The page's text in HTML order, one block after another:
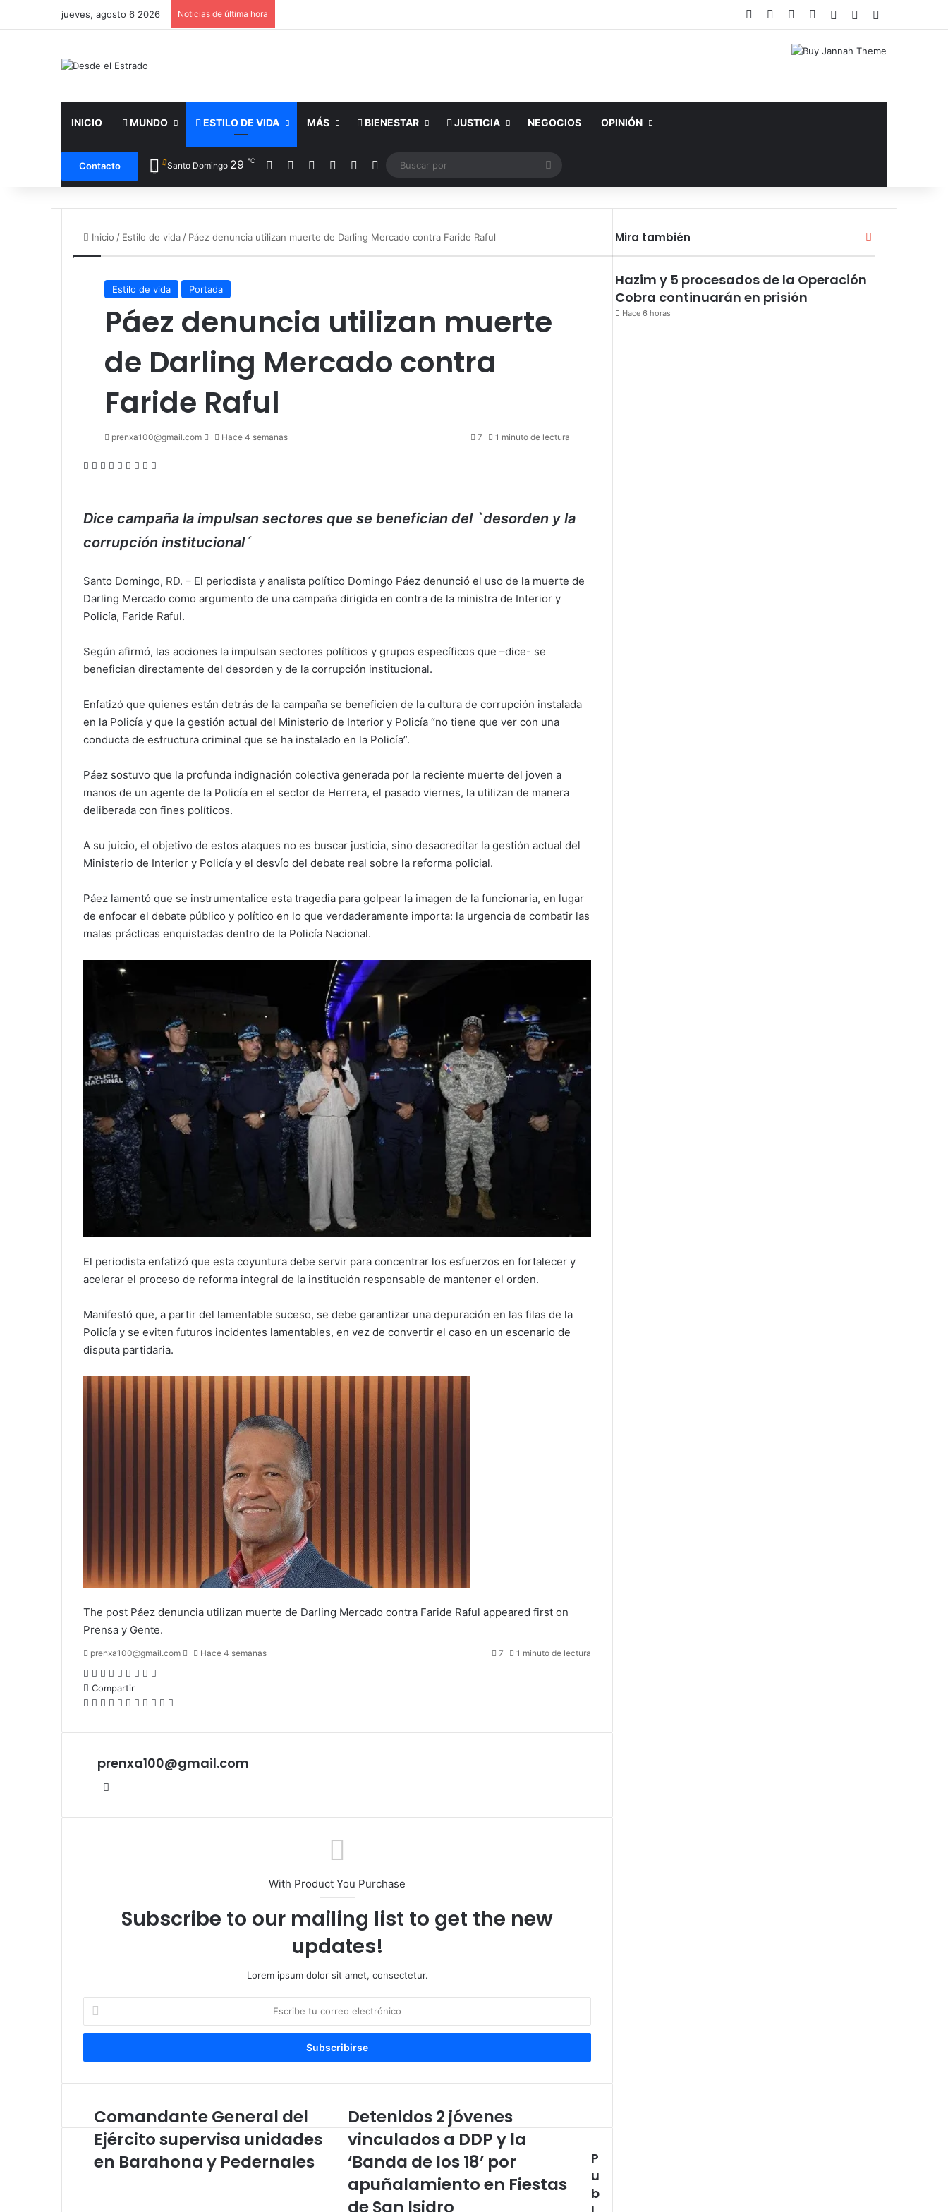
jueves, agosto 6 2026 Noticias de última hora Facebook YouTubeInstagramAccesoPublicación al
INICIO MUNDO ESTILO DE VIDA MÁS BIENESTAR JUSTICIA NEGOCIOS OPINIÓN
Contacto Santo Domingo 29 ℃ Facebook YouTubeInstagramPublicación al azar
Switch skin
Buscar
por
Inicio / Estilo de vida / Páez denuncia utilizan muerte de Darling Mercado contra Faride Raful
Estilo de vida Portada
Páez denuncia utilizan muerte
de Darling Mercado contra
Faride Raful
prenxa100@gmail.com
SendHace 4 semanas 7 1 minuto de lectura
Facebook
X LinkedIn
Tumblr
Pinterest
Reddit
VKontakte
Odnoklassniki
Dice campaña la impulsan sectores que se benefician del `desorden y la
corrupción institucional´
Santo Domingo, RD. – El periodista y analista político Domingo Páez denunció el uso de la muerte de
Darling Mercado como argumento de una campaña dirigida en contra de la ministra de Interior y
Policía, Faride Raful.
Según afirmó, las acciones la impulsan sectores políticos y grupos específicos que –dice- se
benefician directamente del desorden y de la corrupción institucional.
Enfatizó que quienes están detrás de la campaña se beneficien de la cultura de corrupción instalada
en la Policía y que la gestión actual del Ministerio de Interior y Policía “no tiene que ver con una
conducta de estructura criminal que se ha instalado en la Policía”.
Páez sostuvo que la profunda indignación colectiva generada por la reciente muerte del joven a
manos de un agente de la Policía en el sector de Herrera, el pasado viernes, la utilizan de manera
deliberada con fines políticos.
A su juicio, el objetivo de estos ataques no es buscar justicia, sino desacreditar la gestión actual del
Ministerio de Interior y Policía y el desvío del debate real sobre la reforma policial.
Páez lamentó que se instrumentalice esta tragedia para golpear la imagen de la funcionaria, en lugar
de enfocar el debate público y político en lo que verdaderamente importa: la urgencia de combatir las
malas prácticas enquistadas dentro de la Policía Nacional.
El periodista enfatizó que esta coyuntura debe servir para concentrar los esfuerzos en fortalecer y
acelerar el proceso de reforma integral de la institución responsable de mantener el orden.
Manifestó que, a partir del lamentable suceso, se debe garantizar una depuración en las filas de la
Policía y se eviten futuros incidentes lamentables, en vez de convertir el caso en un escenario de
disputa partidaria.
The post Páez denuncia utilizan muerte de Darling Mercado contra Faride Raful appeared first on
Prensa y Gente.
prenxa100@gmail.com
SendHace 4 semanas 7 1 minuto de lectura
Facebook
X LinkedIn
Tumblr
Pinterest
Reddit
VKontakte
Odnoklassniki
Compartir
Facebook
X LinkedIn
Tumblr
Pinterest
Reddit
VKontakte
Odnoklassniki
Pocket
Compartir
correo
prenxa100@gmail.com
With Product You Purchase
Subscribe to our mailing list to get the new
updates!
Lorem ipsum dolor sit amet, consectetur.
correo
Comandante
General
del
Ejército
supervisa
Comandante General del
Ejército supervisa unidades
en Barahona y Pedernales
Detenidos
2
jóvenes
vinculados
DDP
Detenidos 2 jóvenes
vinculados a DDP y la
‘Banda de los 18’ por
apuñalamiento en Fiestas
de San Isidro
P
u
b
Mira también Cerrar
Hazim y 5 procesados de la Operación
Cobra continuarán en prisión
Hace 6 horas